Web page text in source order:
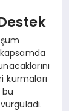
kapsamda
kurmaları
bu